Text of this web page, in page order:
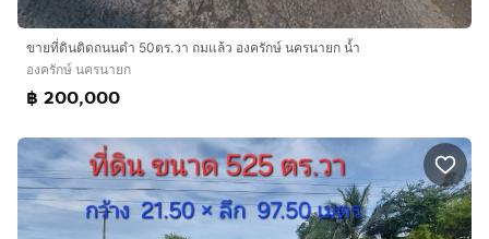
ขายที่ดินติดถนนดำ 50ตร.วา ถมแล้ว องครักษ์ นครนายก น้ำ
องครักษ์ นครนายก
฿ 200,000